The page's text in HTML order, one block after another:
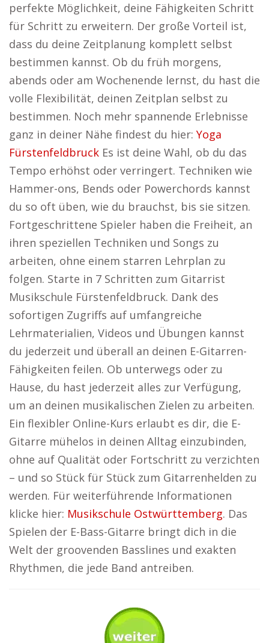
perfekte Möglichkeit, deine Fähigkeiten Schritt
für Schritt zu erweitern. Der große Vorteil ist,
dass du deine Zeitplanung komplett selbst
bestimmen kannst. Ob du früh morgens,
abends oder am Wochenende lernst, du hast die
volle Flexibilität, deinen Zeitplan selbst zu
bestimmen. Noch mehr spannende Erlebnisse
ganz in deiner Nähe findest du hier: Yoga
Fürstenfeldbruck Es ist deine Wahl, ob du das
Tempo erhöhst oder verringert. Techniken wie
Hammer-ons, Bends oder Powerchords kannst
du so oft üben, wie du brauchst, bis sie sitzen.
Fortgeschrittene Spieler haben die Freiheit, an
ihren speziellen Techniken und Songs zu
arbeiten, ohne einem starren Lehrplan zu
folgen. Starte in 7 Schritten zum Gitarrist
Musikschule Fürstenfeldbruck. Dank des
sofortigen Zugriffs auf umfangreiche
Lehrmaterialien, Videos und Übungen kannst
du jederzeit und überall an deinen E-Gitarren-
Fähigkeiten feilen. Ob unterwegs oder zu
Hause, du hast jederzeit alles zur Verfügung,
um an deinen musikalischen Zielen zu arbeiten.
Ein flexibler Online-Kurs erlaubt es dir, die E-
Gitarre mühelos in deinen Alltag einzubinden,
ohne auf Qualität oder Fortschritt zu verzichten
– und so Stück für Stück zum Gitarrenhelden zu
werden. Für weiterführende Informationen
klicke hier: Musikschule Ostwürttemberg. Das
Spielen der E-Bass-Gitarre bringt dich in die
Welt der groovenden Basslines und exakten
Rhythmen, die jede Band antreiben.